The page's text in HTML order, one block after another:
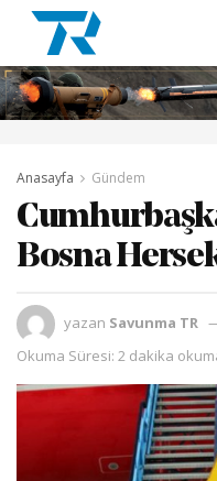
Anasayfa Gündem
Bosna
yazan Savunma TR
Okuma Süresi: 2 dakika